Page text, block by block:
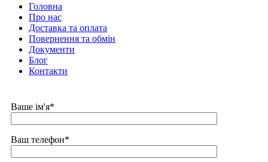
Головна
Про нас
Доставка та оплата
Повернення та обмін
Документи
Блог
Контакти
Ваше ім'я*
Ваш телефон*